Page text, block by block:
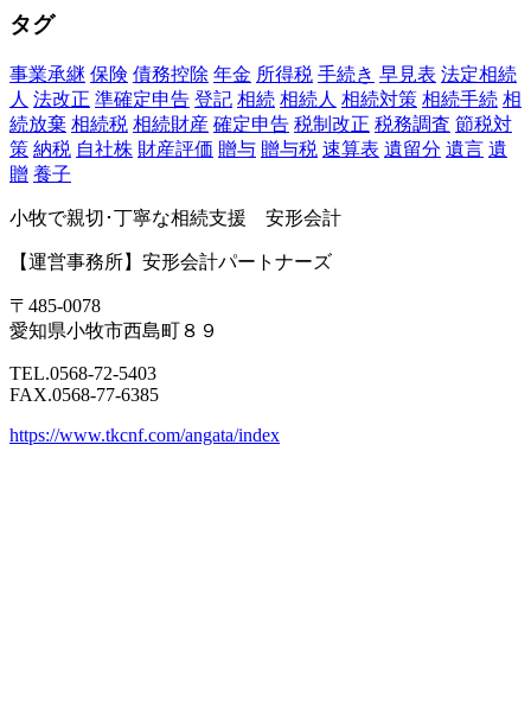
タグ
事業承継 保険 債務控除 年金 所得税 手続き 早見表 法定相続
人 法改正 準確定申告 登記 相続 相続人 相続対策 相続手続 相
続放棄 相続税 相続財産 確定申告 税制改正 税務調査 節税対
策 納税 自社株 財産評価 贈与 贈与税 速算表 遺留分 遺言 遺
贈 養子
小牧で親切･丁寧な相続支援 安形会計
【運営事務所】安形会計パートナーズ
〒485-0078
愛知県小牧市西島町８９
TEL.0568-72-5403
FAX.0568-77-6385
https://www.tkcnf.com/angata/index